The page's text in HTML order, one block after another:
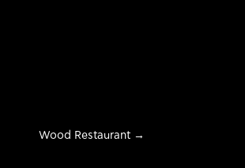
Wood Restaurant →